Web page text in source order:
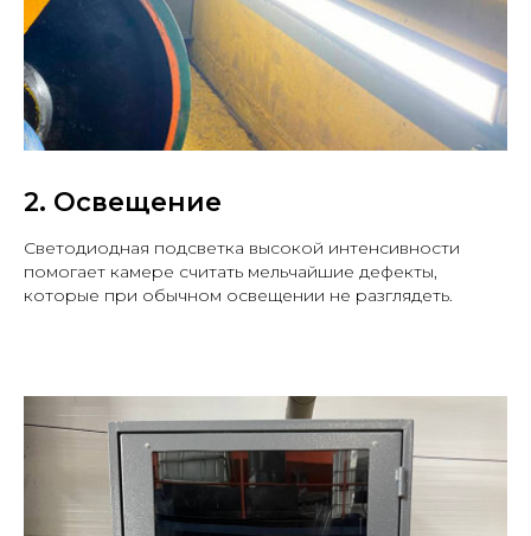
2. Освещение
Светодиодная подсветка высокой интенсивности
помогает камере считать мельчайшие дефекты,
которые при обычном освещении не разглядеть.